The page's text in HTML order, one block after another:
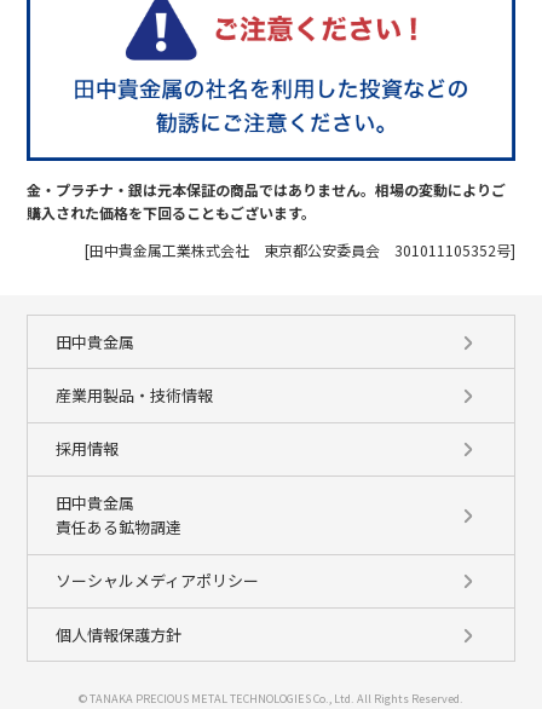
金・プラチナ・銀は元本保証の商品ではありません。相場の変動によりご
購入された価格を下回ることもございます。
[田中貴金属工業株式会社 東京都公安委員会 301011105352号]
田中貴金属
産業用製品・技術情報
採用情報
田中貴金属
責任ある鉱物調達
ソーシャルメディアポリシー
個人情報保護方針
© TANAKA PRECIOUS METAL TECHNOLOGIES Co., Ltd. All Rights Reserved.